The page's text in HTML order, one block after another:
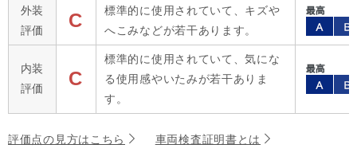
外装
評価
C
標準的に使用されていて、キズや
へこみなどが若干あります。
内装
評価
C
標準的に使用されていて、気にな
る使用感やいたみが若干ありま
す。
評価点の見方はこちら 車両検査証明書とは